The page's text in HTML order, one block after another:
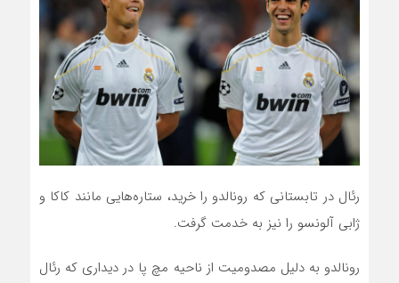
رئال در تابستانی که رونالدو را خرید، ستاره‌هایی مانند کاکا و
ژابی آلونسو را نیز به خدمت گرفت.
رونالدو به دلیل مصدومیت از ناحیه مچ پا در دیداری که رئال